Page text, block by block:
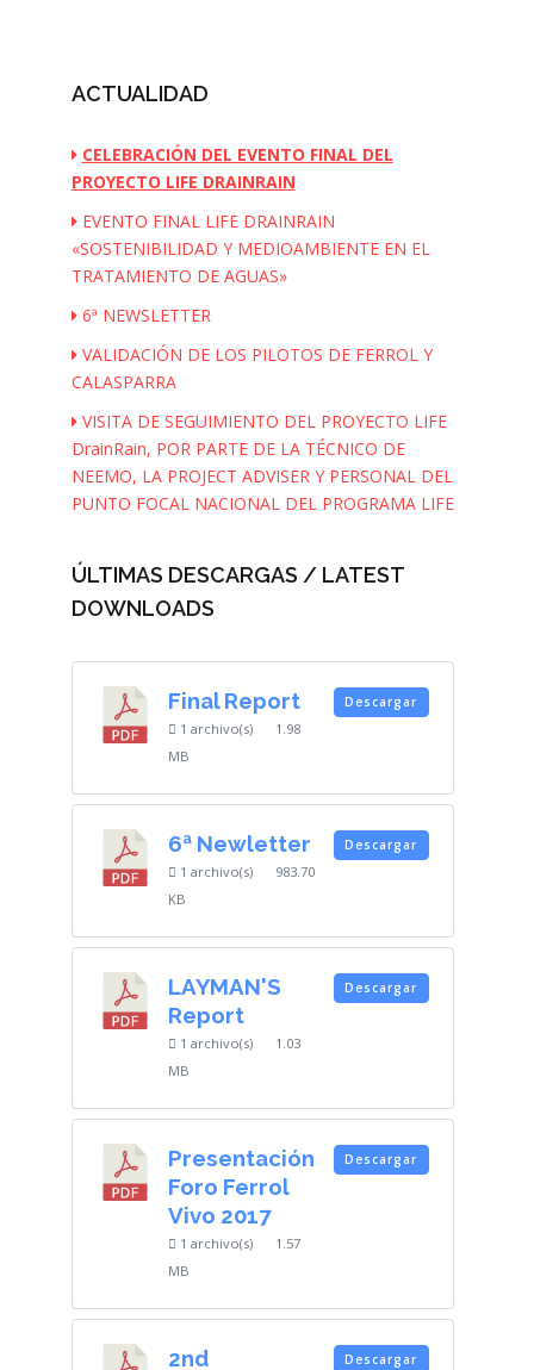
ACTUALIDAD
CELEBRACIÓN DEL EVENTO FINAL DEL
PROYECTO LIFE DRAINRAIN
EVENTO FINAL LIFE DRAINRAIN
«SOSTENIBILIDAD Y MEDIOAMBIENTE EN EL
TRATAMIENTO DE AGUAS»
6ª NEWSLETTER
VALIDACIÓN DE LOS PILOTOS DE FERROL Y
CALASPARRA
VISITA DE SEGUIMIENTO DEL PROYECTO LIFE
DrainRain, POR PARTE DE LA TÉCNICO DE
NEEMO, LA PROJECT ADVISER Y PERSONAL DEL
PUNTO FOCAL NACIONAL DEL PROGRAMA LIFE
ÚLTIMAS DESCARGAS / LATEST
DOWNLOADS
Final Report
1 archivo(s)
1.98
MB
Descargar
6ª Newletter
1 archivo(s)
983.70
KB
Descargar
LAYMAN'S
Report
1 archivo(s)
1.03
MB
Descargar
Presentación
Foro Ferrol
Vivo 2017
1 archivo(s)
1.57
MB
Descargar
2nd
Descargar